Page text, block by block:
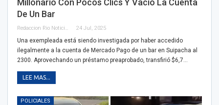
Millonario Con Pocos Clics Y Vació La Cuenta
De Un Bar
Redaccion Rio Noticias 24 Jul, 2025
Una exempleada está siendo investigada por haber accedido
ilegalmente a la cuenta de Mercado Pago de un bar en Suipacha al
2300. Aprovechando un préstamo preaprobado, transfirió $6,7…
LEE MAS...
POLICIALES